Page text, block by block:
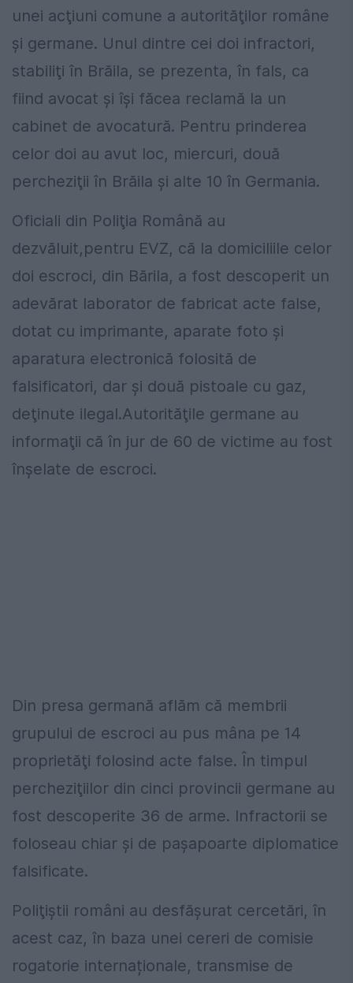
unei acţiuni comune a autorităţilor române
şi germane. Unul dintre cei doi infractori,
stabiliţi în Brăila, se prezenta, în fals, ca
fiind avocat şi îşi făcea reclamă la un
cabinet de avocatură. Pentru prinderea
celor doi au avut loc, miercuri, două
percheziţii în Brăila şi alte 10 în Germania.
Oficiali din Poliţia Română au
dezvăluit,pentru EVZ, că la domiciliile celor
doi escroci, din Bărila, a fost descoperit un
adevărat laborator de fabricat acte false,
dotat cu imprimante, aparate foto şi
aparatura electronică folosită de
falsificatori, dar şi două pistoale cu gaz,
deţinute ilegal.Autorităţile germane au
informaţii că în jur de 60 de victime au fost
înşelate de escroci.
Din presa germană aflăm că membrii
grupului de escroci au pus mâna pe 14
proprietăţi folosind acte false. În timpul
percheziţiilor din cinci provincii germane au
fost descoperite 36 de arme. Infractorii se
foloseau chiar şi de paşapoarte diplomatice
falsificate.
Poliţiştii români au desfăşurat cercetări, în
acest caz, în baza unei cereri de comisie
rogatorie internaționale, transmise de